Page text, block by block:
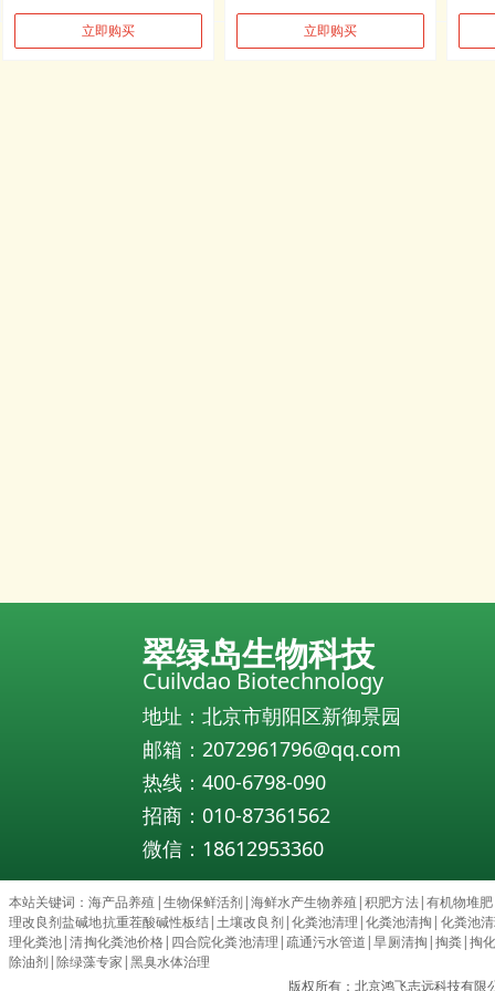
立即购买 立即购买
翠绿岛生物科技
Cuilvdao Biotechnology
地址：北京市朝阳区新御景园
邮箱：2072961796@qq.com
热线：400-6798-090
招商：010-87361562
微信：18612953360
本站关键词：海产品养殖 |生物保鲜活剂|海鲜水产生物养殖 |积肥方法|有机物堆肥
理改良剂盐碱地抗重茬酸碱性板结|土壤改良剂|化粪池清理 |化粪池清掏 | 化粪池
理化粪池|清掏化粪池价格| 四合院化粪池清理 |疏通污水管道 |旱厕清掏 |掏粪|掏
除油剂|除绿藻专家 |黑臭水体治理
版权所有：北京鸿飞志远科技有